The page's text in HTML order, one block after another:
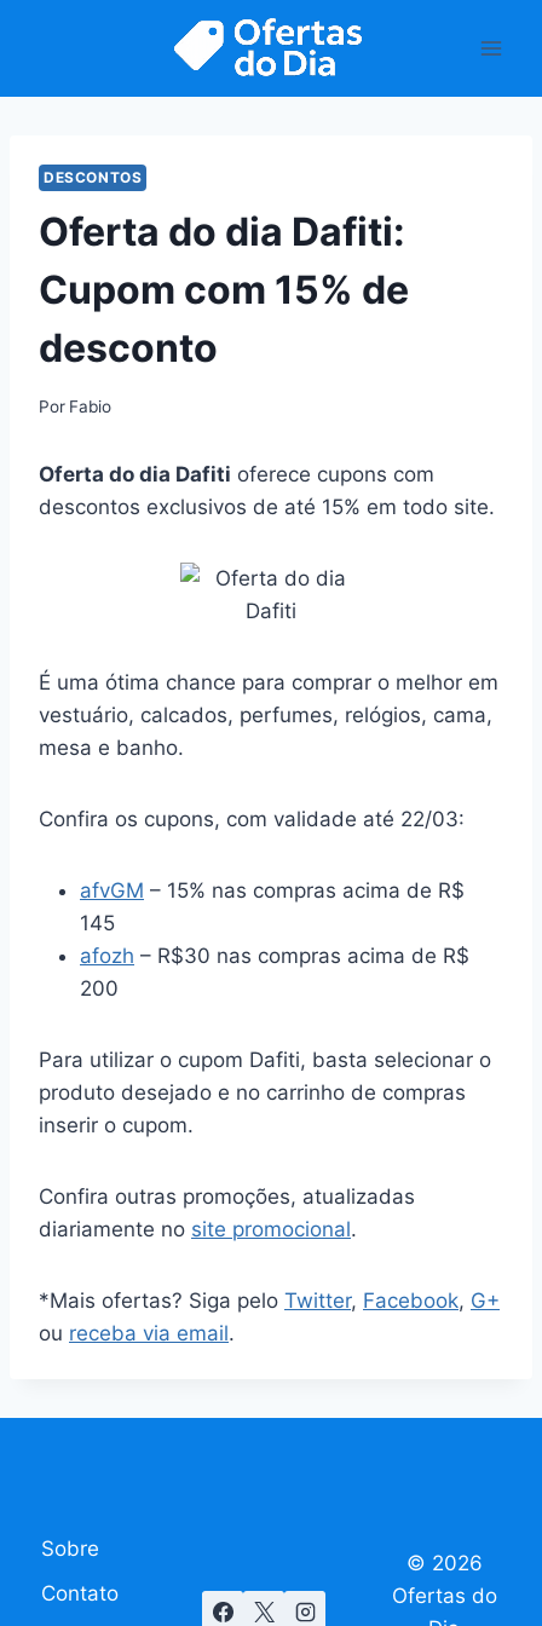
DESCONTOS
Oferta do dia Dafiti:
Cupom com 15% de
desconto
Por Fabio
Oferta do dia Dafiti oferece cupons com
descontos exclusivos de até 15% em todo site.
É uma ótima chance para comprar o melhor em
vestuário, calcados, perfumes, relógios, cama,
mesa e banho.
Confira os cupons, com validade até 22/03:
afvGM – 15% nas compras acima de R$
145
afozh – R$30 nas compras acima de R$
200
Para utilizar o cupom Dafiti, basta selecionar o
produto desejado e no carrinho de compras
inserir o cupom.
Confira outras promoções, atualizadas
diariamente no site promocional.
*Mais ofertas? Siga pelo Twitter, Facebook, G+
ou receba via email.
Sobre
Contato
© 2026
Ofertas do